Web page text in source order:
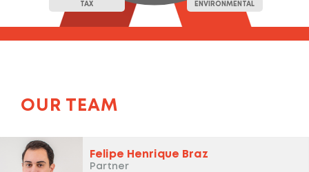
ENVIRONMENTAL
TAX
OUR TEAM
Felipe Henrique Braz
Partner